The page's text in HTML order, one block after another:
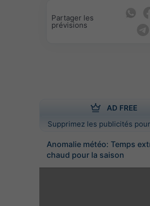
Partager les
prévisions
AD FREE
Supprimez les publicités
Anomalie météo: Temps
chaud pour la saison